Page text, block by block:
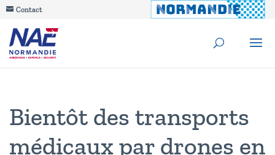
Contact
Bientôt des transports
médicaux par drones en